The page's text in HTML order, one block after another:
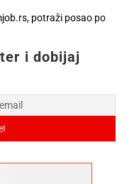
potraži posao po
i dobijaj